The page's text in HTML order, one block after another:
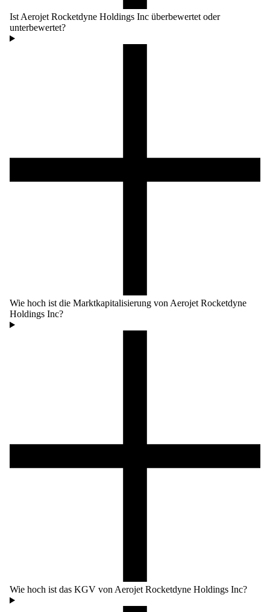
Ist Aerojet Rocketdyne Holdings Inc überbewertet oder
unterbewertet?
Wie hoch ist die Marktkapitalisierung von Aerojet Rocketdyne
Holdings Inc?
Wie hoch ist das KGV von Aerojet Rocketdyne Holdings Inc?